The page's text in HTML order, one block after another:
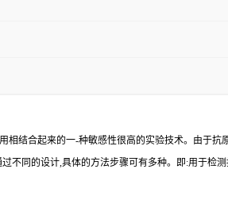
相结合起来的一-种敏感性很高的实验技术。由于抗
不同的设计,具体的方法步骤可有多种。即:用于检测